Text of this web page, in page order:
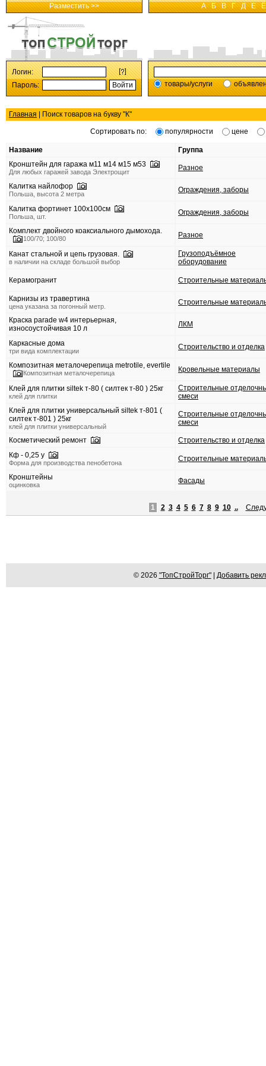
Разместить >> А Б В Г Д Е Ё
Логин:
Пароль:
товары/услуги
Главная | Поиск товаров на букву "К"
Сортировать по: популярности цене
Название
Группа
Кронштейн для гаража м11 м14 м15 м53
Для любых гаражей завода Электрощит Разное
Калитка найлофор
Польша, высота 2 метра Ограждения, заборы
Калитка фортинет 100х100см
Польша, шт. Ограждения, заборы
Комплект двойного коаксиального дымохода.
100/70; 100/80 Разное
Канат стальной и цепь грузовая.
в наличии на складе большой выбор
Грузоподъёмное
оборудование
Керамогранит Строительные
Карнизы из травертина
цена указана за погонный метр. Строительные
Краска parade w4 интерьерная,
износоустойчивая 10 л
ЛКМ
Каркасные дома
три вида комплектации Строительство и отделка
Композитная металочерепица metrotile, evertile
Композитная металочерепица Кровельные материалы
Клей для плитки siltek т-80 ( силтек т-80 ) 25кг
клей для плитки
Строительные
смеси
Клей для плитки универсальный siltek т-801 (
силтек т-801 ) 25кг
клей для плитки универсальный
Строительные
смеси
Косметический ремонт
Строительство и отделка
Кф - 0,25 у
Форма для производства пенобетона Строительные
Кронштейны
оцинковка Фасады
1 2 3 4 5 6 7 8 9 10 ..
© 2026 "ТопСтройТорг"| Добавить